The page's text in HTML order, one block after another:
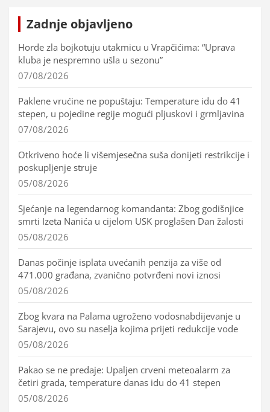
Zadnje objavljeno
Horde zla bojkotuju utakmicu u Vrapčićima: “Uprava
kluba je nespremno ušla u sezonu”
07/08/2026
Paklene vrućine ne popuštaju: Temperature idu do 41
stepen, u pojedine regije mogući pljuskovi i grmljavina
07/08/2026
Otkriveno hoće li višemjesečna suša donijeti restrikcije i
poskupljenje struje
05/08/2026
Sjećanje na legendarnog komandanta: Zbog godišnjice
smrti Izeta Nanića u cijelom USK proglašen Dan žalosti
05/08/2026
Danas počinje isplata uvećanih penzija za više od
471.000 građana, zvanično potvrđeni novi iznosi
05/08/2026
Zbog kvara na Palama ugroženo vodosnabdijevanje u
Sarajevu, ovo su naselja kojima prijeti redukcije vode
05/08/2026
Pakao se ne predaje: Upaljen crveni meteoalarm za
četiri grada, temperature danas idu do 41 stepen
05/08/2026